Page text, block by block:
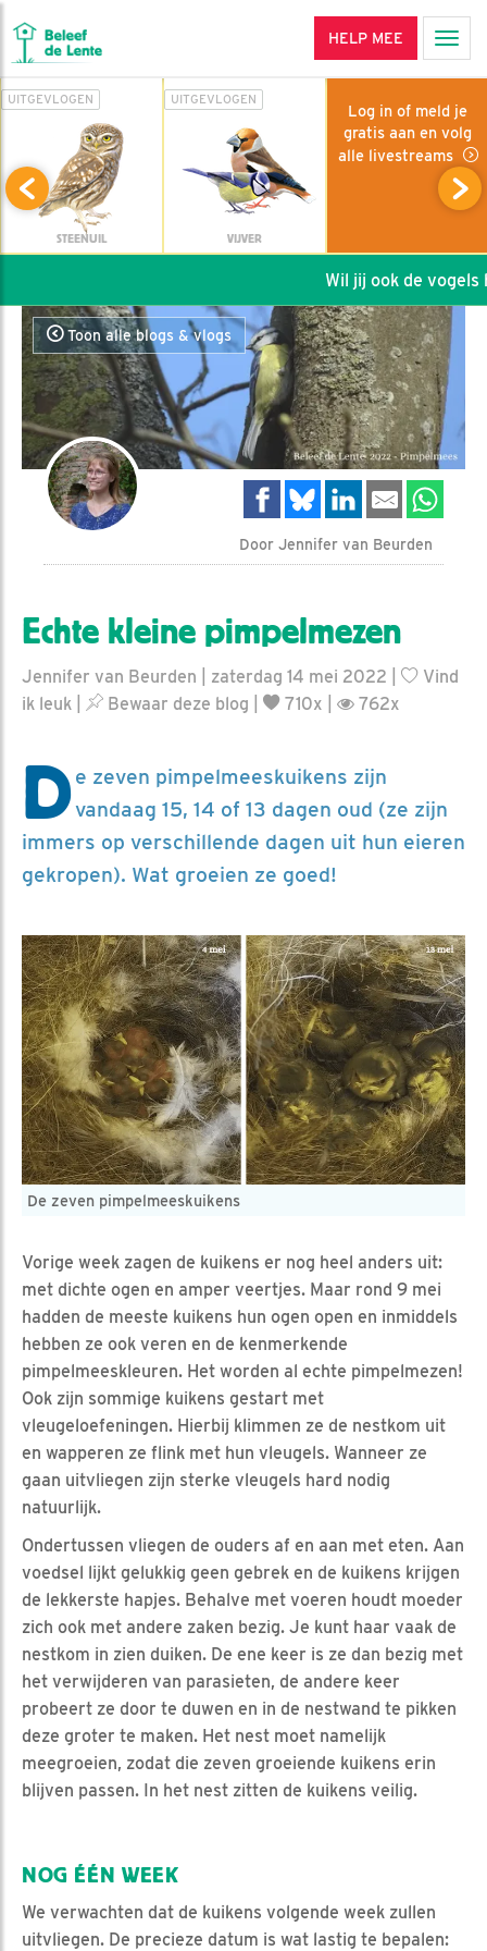
HELP MEE
UITGEVLOGEN
STEENUIL
UITGEVLOGEN
VIJVER
Log in of meld je
gratis aan en volg
alle livestreams
Wil jij ook de vogels
Toon alle blogs & vlogs
Door Jennifer van Beurden
Echte kleine pimpelmezen
Jennifer van Beurden | zaterdag 14 mei 2022 |
Vind
ik leuk
Bewaar deze blog 710x | 762x
De zeven pimpelmeeskuikens zijn
vandaag 15, 14 of 13 dagen oud (ze zijn
immers op verschillende dagen uit hun eieren
gekropen). Wat groeien ze goed!
De zeven pimpelmeeskuikens
Vorige week zagen de kuikens er nog heel anders uit:
met dichte ogen en amper veertjes. Maar rond 9 mei
hadden de meeste kuikens hun ogen open en inmiddels
hebben ze ook veren en de kenmerkende
pimpelmeeskleuren. Het worden al echte pimpelmezen!
Ook zijn sommige kuikens gestart met
vleugeloefeningen. Hierbij klimmen ze de nestkom uit
en wapperen ze flink met hun vleugels. Wanneer ze
gaan uitvliegen zijn sterke vleugels hard nodig
natuurlijk.
Ondertussen vliegen de ouders af en aan met eten. Aan
voedsel lijkt gelukkig geen gebrek en de kuikens krijgen
de lekkerste hapjes. Behalve met voeren houdt moeder
zich ook met andere zaken bezig. Je kunt haar vaak de
nestkom in zien duiken. De ene keer is ze dan bezig met
het verwijderen van parasieten, de andere keer
probeert ze door te duwen en in de nestwand te pikken
deze groter te maken. Het nest moet namelijk
meegroeien, zodat die zeven groeiende kuikens erin
blijven passen. In het nest zitten de kuikens veilig.
NOG ÉÉN WEEK
We verwachten dat de kuikens volgende week zullen
uitvliegen. De precieze datum is wat lastig te bepalen: